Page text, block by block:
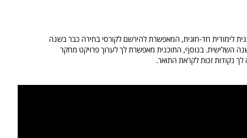
לימודית חד-חוגית, המאפשרת להירשם לקורסי בחירה כבר בשנה
השלישית. בנוסף, התוכנית מאפשרת לך לערוך פרויקט מחקר
לך נקודות זכות לקראת התואר.